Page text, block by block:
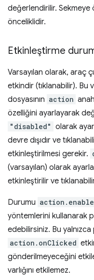
değerlendirilir.
önceliklidir.
Etkinleştirme
Varsayılan olarak, araç
etkindir (tıklanabilir). Bu
dosyasının action
özelliğini ayarlayarak
"disabled" olarak
devre dışıdır ve
etkinleştirilmesi gerekir.
(varsayılan) olarak
etkinleştirilir ve
Durumu
yöntemlerini kullanarak
edebilirsiniz. Bu
action.onClicked
gönderilmeyeceğini
varlığını etkilemez.